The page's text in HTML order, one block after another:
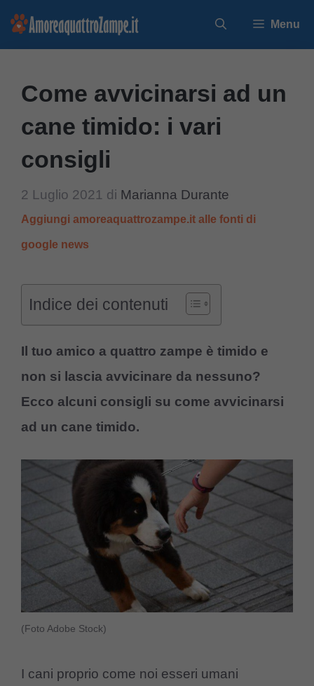
Vai
Menu
Come avvicinarsi ad un
cane timido: i vari
consigli
2 Luglio 2021 di Marianna Durante
Aggiungi amoreaquattrozampe.it alle fonti di
google news
Indice dei contenuti
Il tuo amico a quattro zampe è timido e
non si lascia avvicinare da nessuno?
Ecco alcuni consigli su come avvicinarsi
ad un cane timido.
(Foto Adobe Stock)
I cani proprio come noi esseri umani